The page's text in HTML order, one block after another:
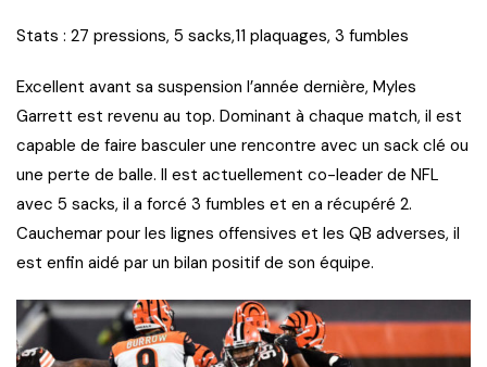
Stats : 27 pressions, 5 sacks,11 plaquages, 3 fumbles
Excellent avant sa suspension l’année dernière, Myles
Garrett est revenu au top. Dominant à chaque match, il est
capable de faire basculer une rencontre avec un sack clé ou
une perte de balle. Il est actuellement co-leader de NFL
avec 5 sacks, il a forcé 3 fumbles et en a récupéré 2.
Cauchemar pour les lignes offensives et les QB adverses, il
est enfin aidé par un bilan positif de son équipe.